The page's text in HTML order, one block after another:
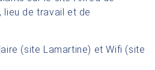
lieu de travail et de
(site Lamartine) et Wifi (site